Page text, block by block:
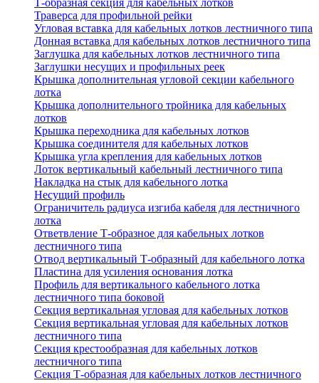
Т-образная секция для кабельных лотков
Траверса для профильной рейки
Угловая вставка для кабельных лотков лестничного типа
Донная вставка для кабельных лотков лестничного типа
Заглушка для кабельных лотков лестничного типа
Заглушки несущих и профильных реек
Крышка дополнительная угловой секции кабельного
лотка
Крышка дополнительного тройника для кабельных
лотков
Крышка переходника для кабельных лотков
Крышка соединителя для кабельных лотков
Крышка угла крепления для кабельных лотков
Лоток вертикальный кабельный лестничного типа
Накладка на стык для кабельного лотка
Несущий профиль
Ограничитель радиуса изгиба кабеля для лестничного
лотка
Ответвление Т-образное для кабельных лотков
лестничного типа
Отвод вертикальный Т-образный для кабельного лотка
Пластина для усиления основания лотка
Профиль для вертикального кабельного лотка
лестничного типа боковой
Секция вертикальная угловая для кабельных лотков
Секция вертикальная угловая для кабельных лотков
лестничного типа
Секция крестообразная для кабельных лотков
лестничного типа
Секция Т-образная для кабельных лотков лестничного